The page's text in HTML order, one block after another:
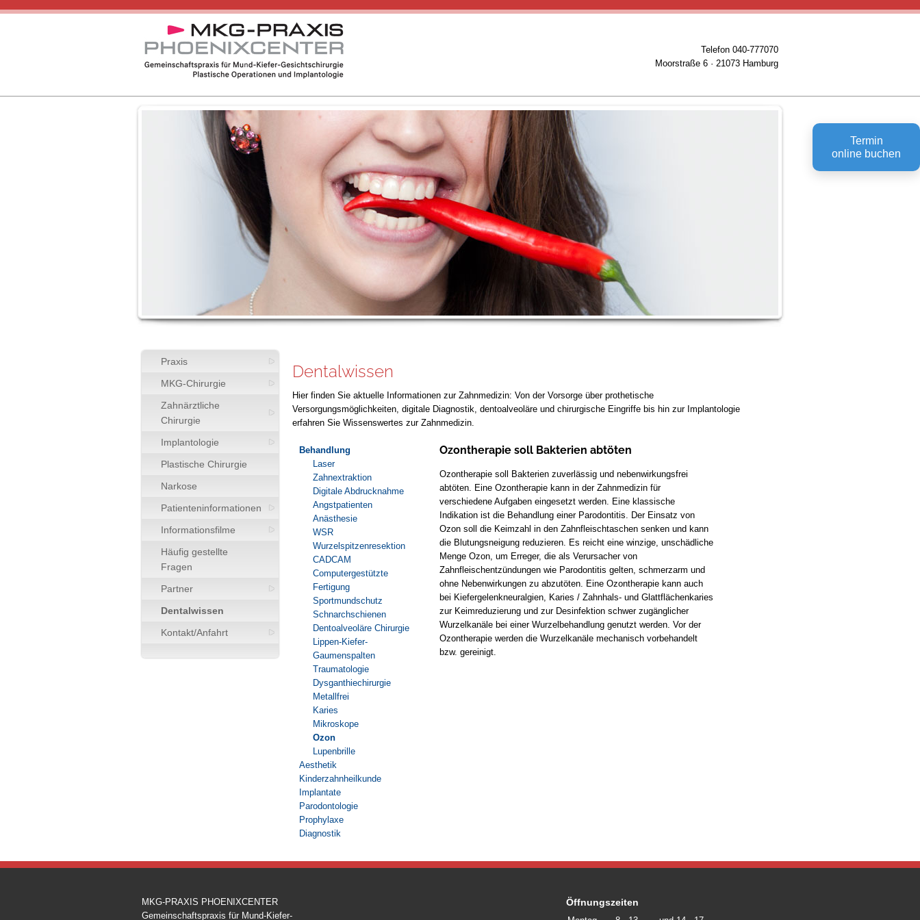
Termin
online buchen
Telefon 040-777070
Moorstraße 6 · 21073 Hamburg
Praxis
MKG-Chirurgie
Zahnärztliche
Chirurgie
Implantologie
Plastische Chirurgie
Narkose
Patienteninformationen
Informationsfilme
Häufig gestellte
Fragen
Partner
Dentalwissen
Kontakt/Anfahrt
Dentalwissen
Hier finden Sie aktuelle Informationen zur Zahnmedizin: Von der Vorsorge über prothetische
Versorgungsmöglichkeiten, digitale Diagnostik, dentoalveoläre und chirurgische Eingriffe bis hin zur Implantologie
erfahren Sie Wissenswertes zur Zahnmedizin.
Behandlung
Laser
Zahnextraktion
Digitale Abdrucknahme
Angstpatienten
Anästhesie
WSR
Wurzelspitzenresektion
CADCAM
Computergestützte
Fertigung
Sportmundschutz
Schnarchschienen
Dentoalveoläre Chirurgie
Lippen-Kiefer-
Gaumenspalten
Traumatologie
Dysganthiechirurgie
Metallfrei
Karies
Mikroskope
Ozon
Lupenbrille
Aesthetik
Kinderzahnheilkunde
Implantate
Parodontologie
Prophylaxe
Diagnostik
Ozontherapie soll Bakterien abtöten
Ozontherapie soll Bakterien zuverlässig und nebenwirkungsfrei
abtöten. Eine Ozontherapie kann in der Zahnmedizin für
verschiedene Aufgaben eingesetzt werden. Eine klassische
Indikation ist die Behandlung einer Parodontitis. Der Einsatz von
Ozon soll die Keimzahl in den Zahnfleischtaschen senken und kann
die Blutungsneigung reduzieren. Es reicht eine winzige, unschädliche
Menge Ozon, um Erreger, die als Verursacher von
Zahnfleischentzündungen wie Parodontitis gelten, schmerzarm und
ohne Nebenwirkungen zu abzutöten. Eine Ozontherapie kann auch
bei Kiefergelenkneuralgien, Karies / Zahnhals- und Glattflächenkaries
zur Keimreduzierung und zur Desinfektion schwer zugänglicher
Wurzelkanäle bei einer Wurzelbehandlung genutzt werden. Vor der
Ozontherapie werden die Wurzelkanäle mechanisch vorbehandelt
bzw. gereinigt.
MKG-PRAXIS PHOENIXCENTER
Gemeinschaftspraxis für Mund-Kiefer-
Öffnungszeiten